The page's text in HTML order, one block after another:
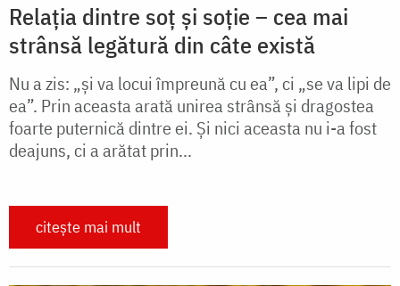
Relația dintre soț și soție – cea mai
strânsă legătură din câte există
Nu a zis: „și va locui împreună cu ea”, ci „se va lipi de
ea”. Prin aceasta arată unirea strânsă și dragostea
foarte puternică dintre ei. Și nici aceasta nu i-a fost
deajuns, ci a arătat prin...
citește mai mult